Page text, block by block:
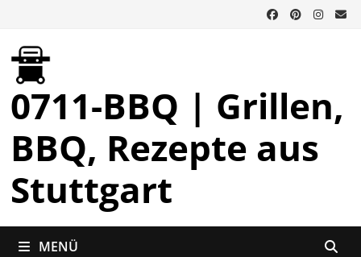
Inhalt
0711-BBQ | Grillen,
BBQ, Rezepte aus
Stuttgart
MENÜ